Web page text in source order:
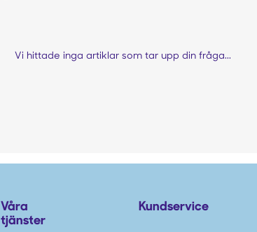
Vi hittade inga artiklar som tar upp din fråga...
Våra
tjänster
Kundservice